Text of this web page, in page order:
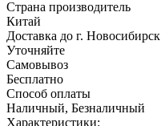
Страна производитель
Китай
Доставка до г. Новосибирск
Уточняйте
Самовывоз
Бесплатно
Способ оплаты
Наличный, Безналичный
Характеристики: